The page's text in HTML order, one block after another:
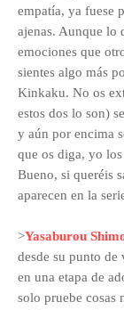
empatía, ya fuese
ajenas. Aunque lo
emociones que
sientes algo más
Kinkaku. No os
estos dos lo son)
y aún por encima
que os diga, yo
Bueno, si queréis
aparecen en la
>Yasaburou
desde su punto de
en una etapa de
solo pruebe cosas